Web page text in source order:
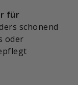
für
schonend
oder